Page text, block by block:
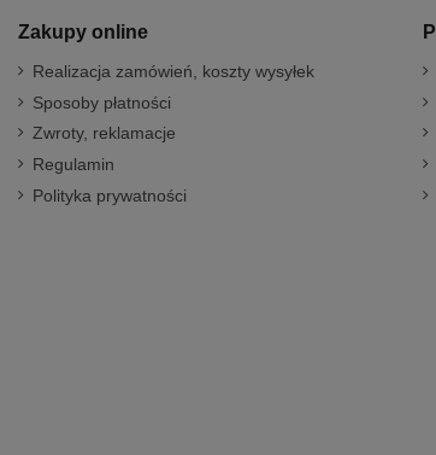
Zakupy online
Realizacja zamówień, koszty wysyłek
Sposoby płatności
Zwroty, reklamacje
Regulamin
Polityka prywatności